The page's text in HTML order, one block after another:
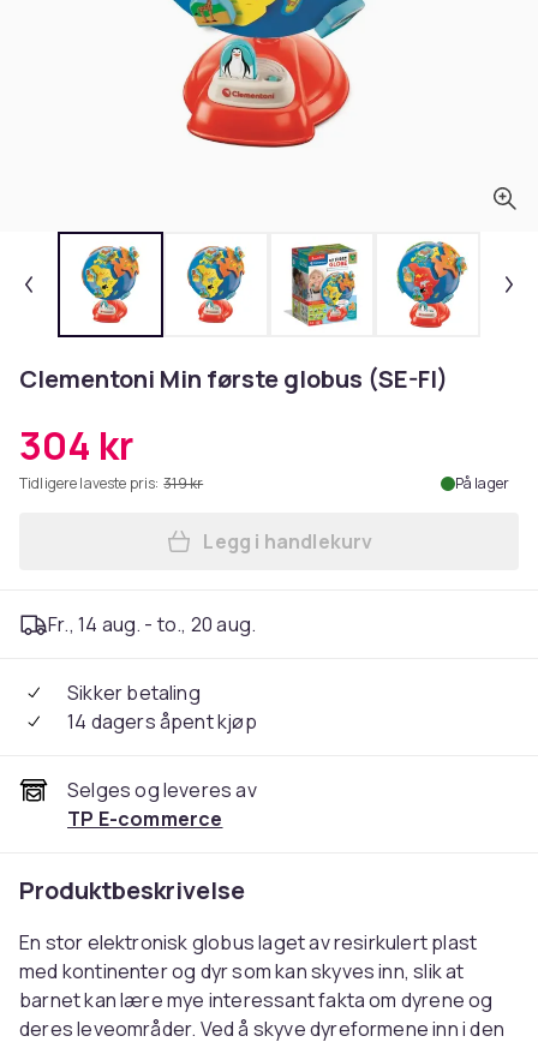
Clementoni Min første globus (SE-FI)
304 kr
Tidligere laveste pris: 319 kr På lager
Legg Clementoni Min
Legg i handlekurv
Fr., 14 aug. - to., 20 aug.
Sikker betaling
14 dagers åpent kjøp
Selges og leveres av
TP E-commerce
Produktbeskrivelse
En stor elektronisk globus laget av resirkulert plast
med kontinenter og dyr som kan skyves inn, slik at
barnet kan lære mye interessant fakta om dyrene og
deres leveområder. Ved å skyve dyreformene inn i den